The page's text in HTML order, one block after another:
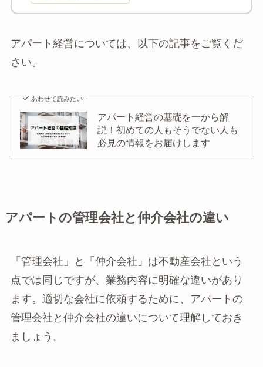
アパート経営については、以下の記事をご覧くだ
さい。
あわせて読みたい
アパート経営の基礎を一から解
説！初めての人もそうでない人も
必見の情報をお届けします
アパートの管理会社と仲介会社の違い
「管理会社」と「仲介会社」は不動産会社という
点では同じですが、業務内容に明確な違いがあり
ます。適切な会社に依頼するために、アパートの
管理会社と仲介会社の違いについて理解しておき
ましょう。